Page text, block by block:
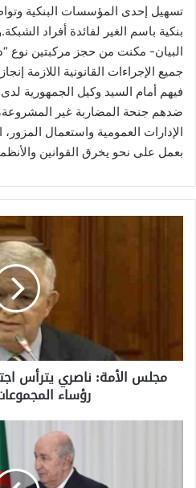
تسهيل إحدى المؤسسات البنكية
بنكية باسم الغير لفائدة أفراد
البيان- مكنت من حجز مركبتين نوع
جميع الإجراءات القانونية اللازمة
فيهم أمام السيد وكيل الجمهورية
ضدهم جنحة المضاربة غير المشروعة،
الإدارات العمومية واستعمال
بعمل على نحو يخرق القوانين
مع
رؤساء
المجموعات
مجلس الأمة: ناصري يترأس
رؤساء